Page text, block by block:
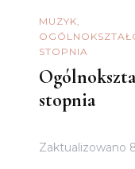
MUZYK
STOPNIA
stopnia
Zaktualizowano